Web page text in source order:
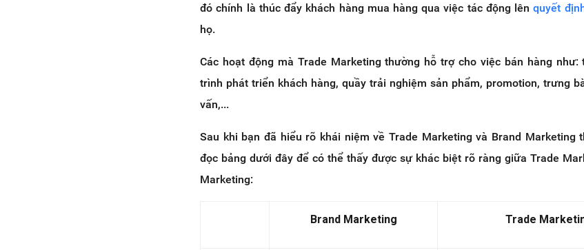
đó chính là thúc đẩy khách hàng mua hàng qua việc tác động lênquyết
họ.
Các hoạt động mà Trade Marketing thường hỗ trợ cho việc bán hàng như:
trình phát triển khách hàng, quầy trải nghiệm sản phẩm, promotion, trưng
vấn,...
Sau khi bạn đã hiểu rõ khái niệm về Trade Marketing và Brand Marketing
đọc bảng dưới đây để có thể thấy được sự khác biệt rõ ràng giữa Trade
Marketing:
Brand Marketing Trade